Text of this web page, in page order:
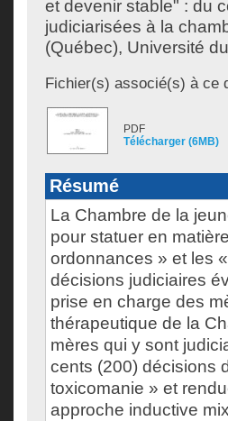
et devenir stable" : du
judiciarisées à la
(Québec), Université
Fichier(s) associé(s) à ce
PDF
Télécharger (6MB)
Résumé
La Chambre de la
pour statuer en
ordonnances » et les
décisions judiciaires
prise en charge des
thérapeutique de la
mères qui y sont
cents (200) décisions
toxicomanie » et
approche inductive